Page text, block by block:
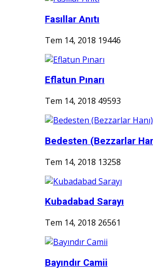
Fasıllar Anıtı
Tem 14, 2018 19446
Eflatun Pınarı
Tem 14, 2018 49593
Bedesten (Bezzarlar
Tem 14, 2018 13258
Kubadabad Sarayı
Tem 14, 2018 26561
Bayındır Camii